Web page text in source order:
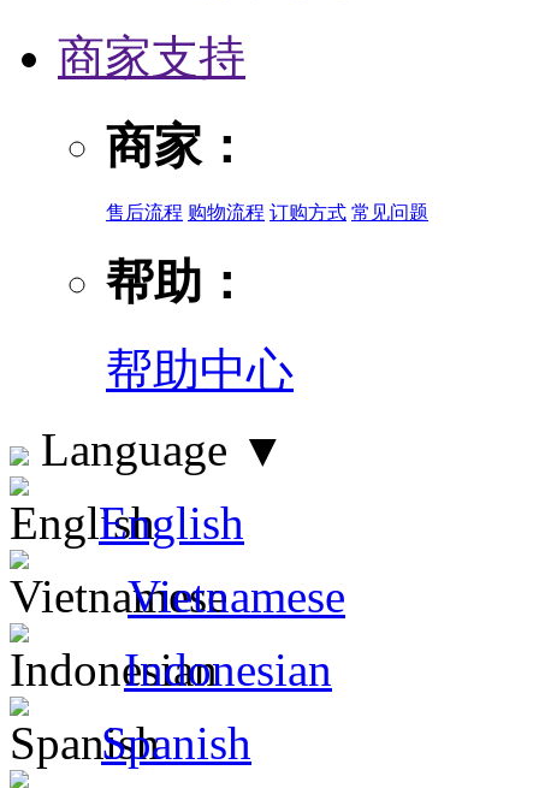
商家支持
商家：
售后流程 购物流程 订购方式 常见问题
帮助：
帮助中心
Language ▼
English
Vietnamese
Indonesian
Spanish